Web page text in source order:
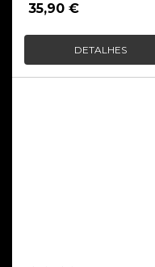
35,90 €
DETALHES